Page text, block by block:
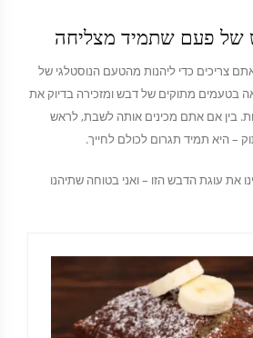
של פעם שתמיד מצליחה
צריכים כדי ליהנות מהטעם הנוסטלגי של
בטעמים מתוקים של דבש ומזכירה בדיוק את
בין אם אתם מכינים אותה לשבת, לראש
– היא תמיד תגרום לכולם לחייך.
את עוגת הדבש הזו – ואני בטוחה שתיהנו